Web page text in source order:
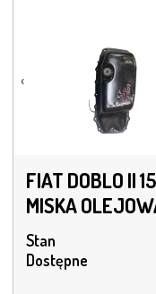
‹
FIAT DOBLO II
MISKA
Stan
Dostępne